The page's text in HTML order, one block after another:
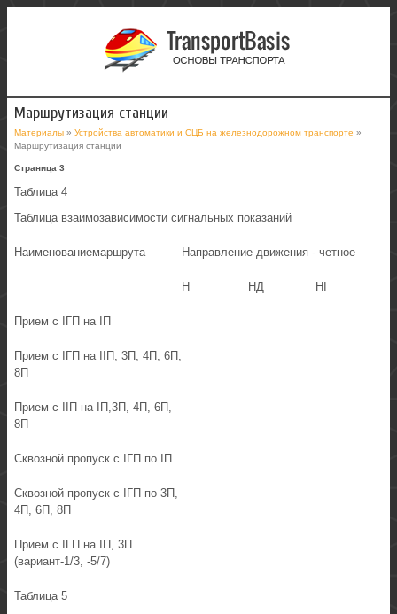
Маршрутизация станции
Материалы » Устройства автоматики и СЦБ на железнодорожном транспорте »
Маршрутизация станции
Страница 3
Таблица 4
Таблица взаимозависимости сигнальных показаний
Наименованиемаршрута Направление движения - четное
Н НД НI
Прием с IГП на IП
Прием с IГП на IIП, 3П, 4П, 6П,
8П
Прием с IIП на IП,3П, 4П, 6П,
8П
Сквозной пропуск с IГП по IП
Сквозной пропуск с IГП по 3П,
4П, 6П, 8П
Прием с IГП на IП, 3П
(вариант-1/3, -5/7)
Таблица 5